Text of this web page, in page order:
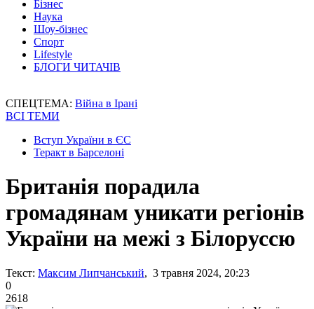
Бізнес
Наука
Шоу-бізнес
Спорт
Lifestyle
БЛОГИ ЧИТАЧІВ
СПЕЦТЕМА: Війна в Ірані
ВСІ ТЕМИ
Вступ України в ЄС
Теракт в Барселоні
Британія порадила
громадянам уникати регіонів
України на межі з Білоруссю
Текст: Максим Липчанський, 3 травня 2024, 20:23
0
2618